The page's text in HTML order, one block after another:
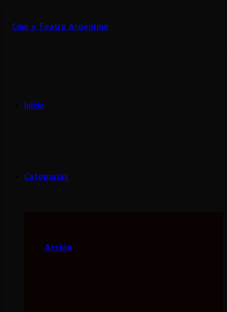
Inicio
Categorias
Acción